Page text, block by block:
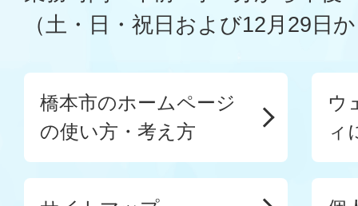
（土・日・祝日および12月29日
橋本市のホームページ
の使い方・考え方
ウ
ィ